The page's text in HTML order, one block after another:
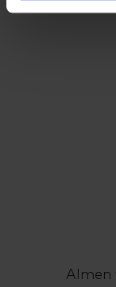
Almen